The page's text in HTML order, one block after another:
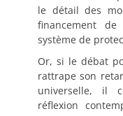
le détail des
financement de
système de
Or, si le débat
rattrape son
universelle, il
réflexion